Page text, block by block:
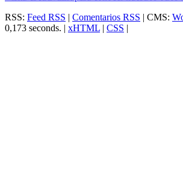
RSS: Feed RSS | Comentarios RSS | CMS:
0,173 seconds. | xHTML | CSS |